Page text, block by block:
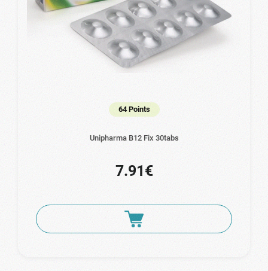
64 Points
Unipharma B12 Fix 30tabs
7.91€